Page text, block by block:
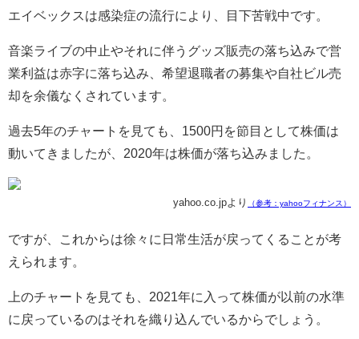
エイベックスは感染症の流行により、目下苦戦中です。
音楽ライブの中止やそれに伴うグッズ販売の落ち込みで営
業利益は赤字に落ち込み、希望退職者の募集や自社ビル売
却を余儀なくされています。
過去5年のチャートを見ても、 1500円を節目として株価は
動いてきましたが、 2020年は株価が落ち込みました。
yahoo.co.jpより （参考：yahooフィナンス）
ですが、これからは徐々に日常生活が戻ってくることが考
えられます。
上のチャートを見ても、 2021 年に入って株価が以前の水準
に戻っているのはそれを織り込んでいるからでしょう。